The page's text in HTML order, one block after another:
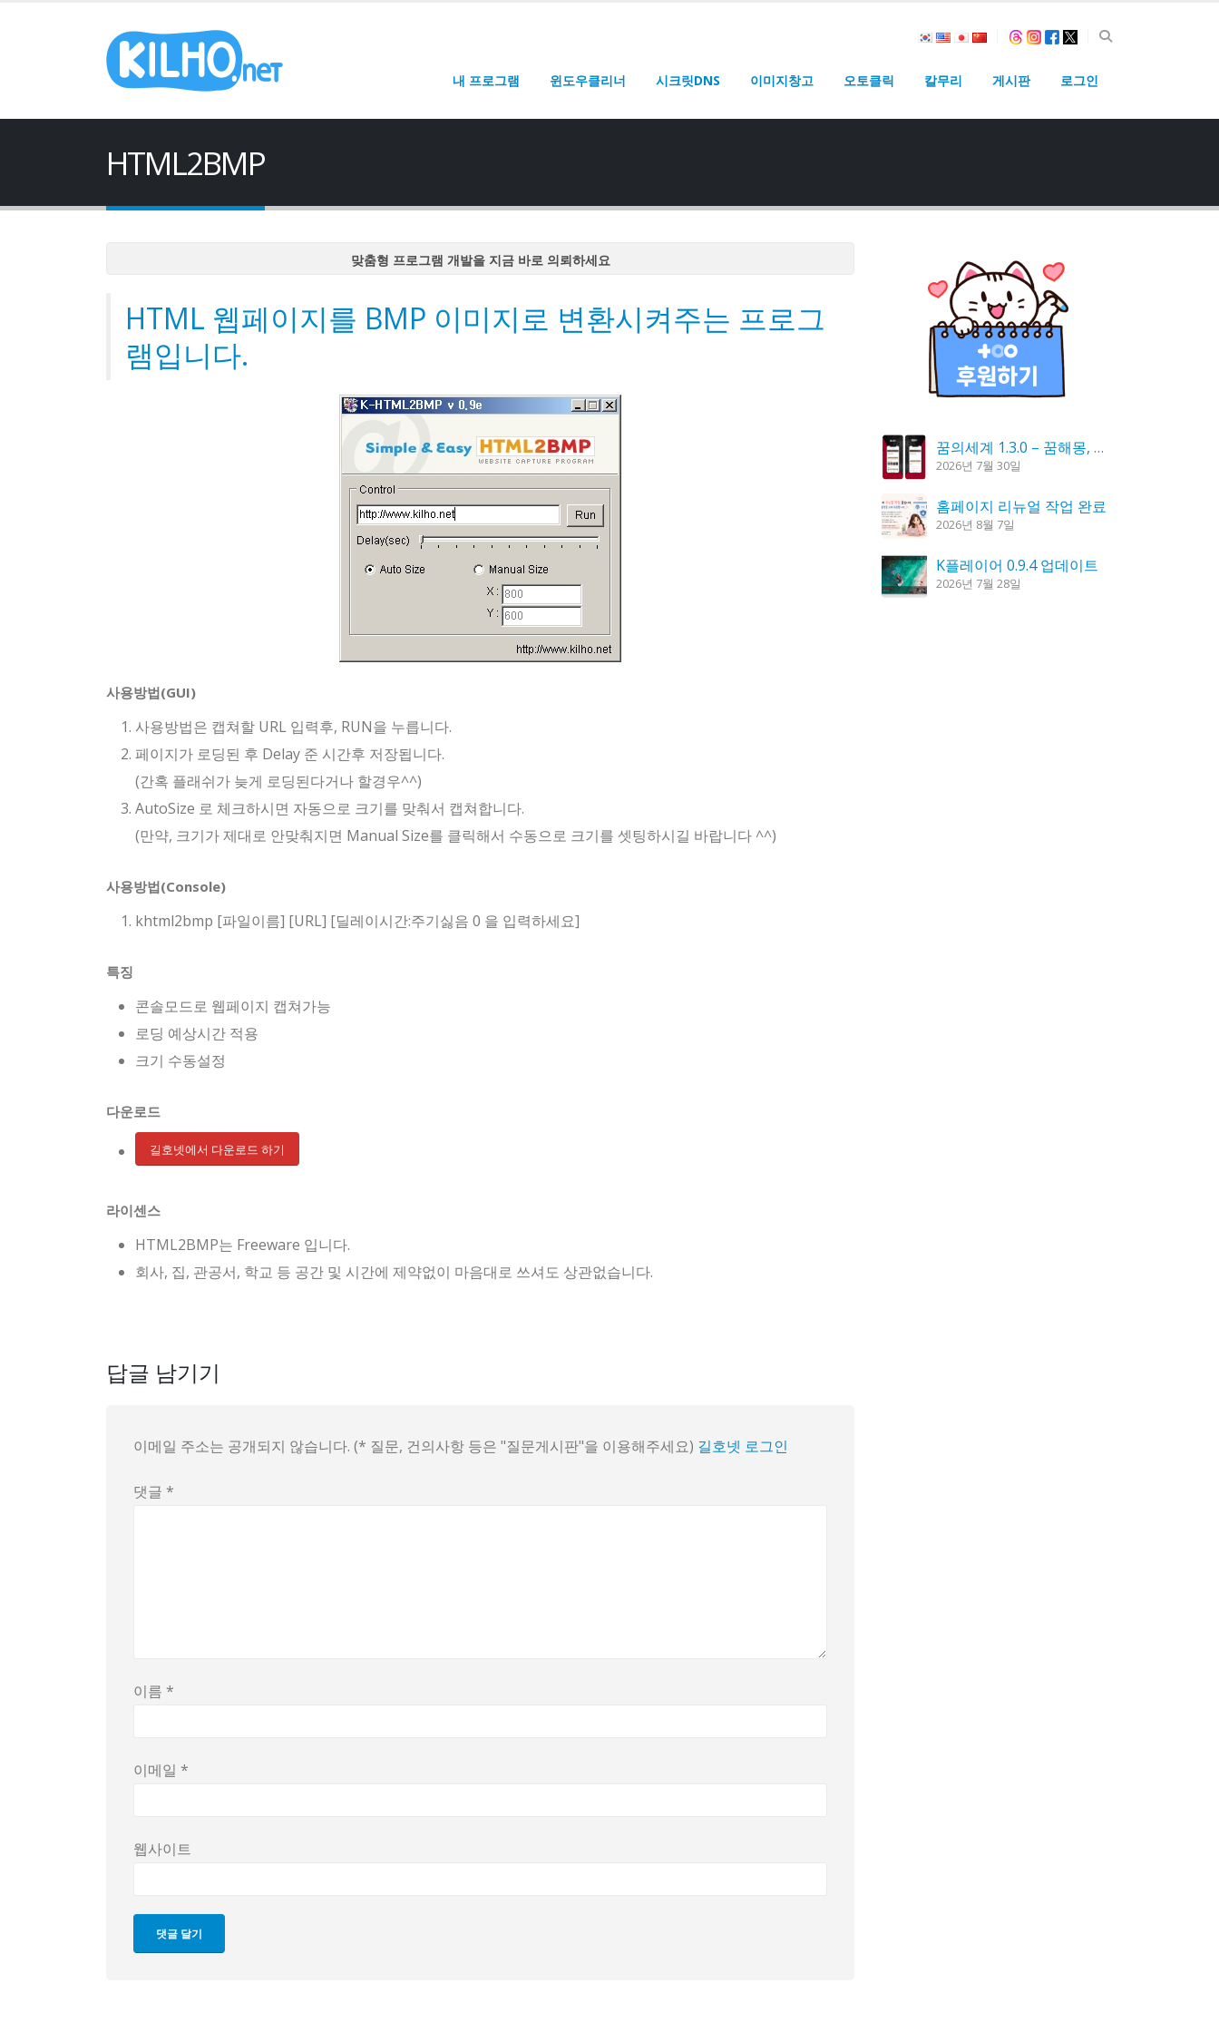
내 프로그램 윈도우클리너 시크릿DNS 이미지창고 오토클릭 칼무리 게시판 로그인
HTML2BMP
맞춤형 프로그램 개발을 지금 바로 의뢰하세요
맞춤형 프로그램 개발을 지금 바로 의뢰하세요
HTML 웹페이지를 BMP 이미지로 변환시켜주는 프로그
램입니다.
사용방법(GUI)
사용방법은 캡쳐할 URL 입력후, RUN을 누릅니다.
페이지가 로딩된 후 Delay 준 시간후 저장됩니다.
(간혹 플래쉬가 늦게 로딩된다거나 할경우^^)
AutoSize 로 체크하시면 자동으로 크기를 맞춰서 캡쳐합니다.
(만약, 크기가 제대로 안맞춰지면 Manual Size를 클릭해서 수동으로 크기를 셋팅하시길 바랍니다 ^^)
사용방법(Console)
khtml2bmp [파일이름] [URL] [딜레이시간:주기싫음 0 을 입력하세요]
특징
콘솔모드로 웹페이지 캡쳐가능
로딩 예상시간 적용
크기 수동설정
다운로드
길호넷에서 다운로드 하기
라이센스
HTML2BMP는 Freeware 입니다.
회사, 집, 관공서, 학교 등 공간 및 시간에 제약없이 마음대로 쓰셔도 상관없습니다.
답글 남기기
이메일 주소는 공개되지 않습니다. (* 질문, 건의사항 등은 "질문게시판"을 이용해주세요) 길호넷 로그인
댓글 *
이름 *
이메일 *
웹사이트
댓글 달기
꿈의세계 1.3.0 – 꿈해몽, 꿈풀이
2026년 7월 30일
홈페이지 리뉴얼 작업 완료
2026년 8월 7일
K플레이어 0.9.4 업데이트
2026년 7월 28일